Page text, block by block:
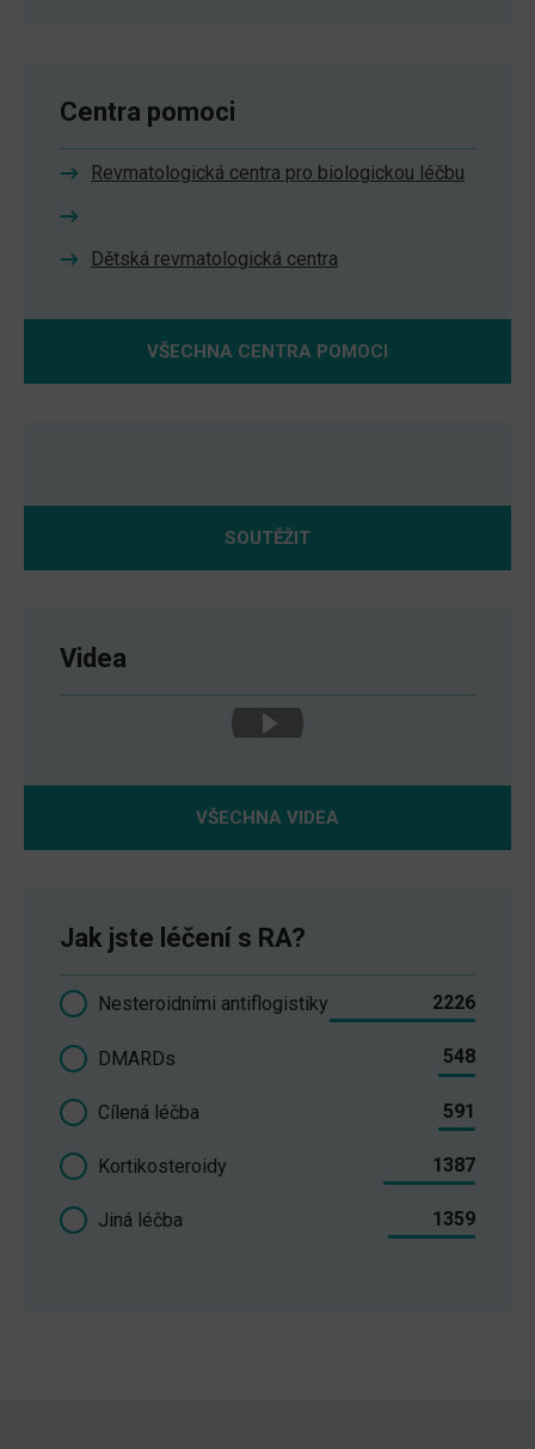
Centra pomoci
Revmatologická centra pro biologickou léčbu
Dětská revmatologická centra
VŠECHNA CENTRA POMOCI
SOUTĚŽIT
Videa
VŠECHNA VIDEA
Jak jste léčení s RA?
Nesteroidními antiflogistiky 2226
DMARDs 548
Cílená léčba 591
Kortikosteroidy 1387
Jiná léčba 1359